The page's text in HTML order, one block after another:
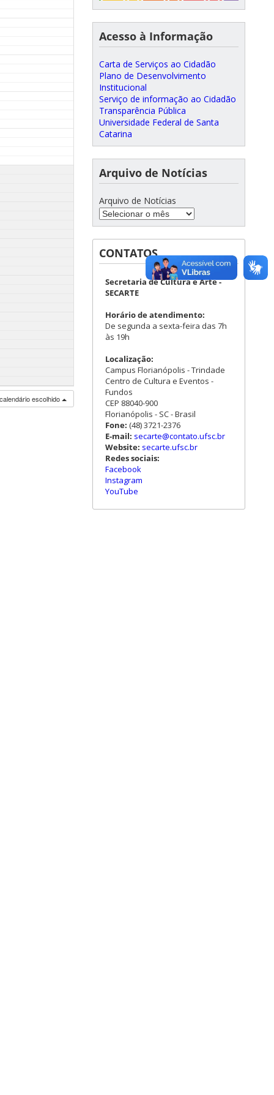
escolhido
Acesso à Informação
Carta de Serviços ao Cidadão
Plano de Desenvolvimento
Institucional
Serviço de informação ao Cidadão
Transparência Pública
Universidade Federal de Santa
Catarina
Arquivo de Notícias
Arquivo de Notícias
CONTATOS
Secretaria de Cultura e Arte -
SECARTE
Horário de atendimento:
De segunda a sexta-feira das 7h
às 19h
Localização:
Campus Florianópolis - Trindade
Centro de Cultura e Eventos -
Fundos
CEP 88040-900
Florianópolis - SC - Brasil
Fone: (48) 3721-2376
E-mail: secarte@contato.ufsc.br
Website: secarte.ufsc.br
Redes sociais:
Facebook
Instagram
YouTube